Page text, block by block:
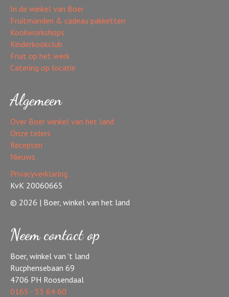
In de winkel van Boer
Fruitmanden & cadeau pakketten
Kookworkshops
Kinderkookclub
Fruit op het werk
Catering op locatie
Algemeen
Over Boer winkel van het land
Onze telers
Recepten
Nieuws
Privacyverklaring
KvK 20060665
© 2026 | Boer, winkel van het land
Neem contact op
Boer, winkel van 't land
Rucphensebaan 69
4706 PH Roosendaal
0165 - 53 64 60